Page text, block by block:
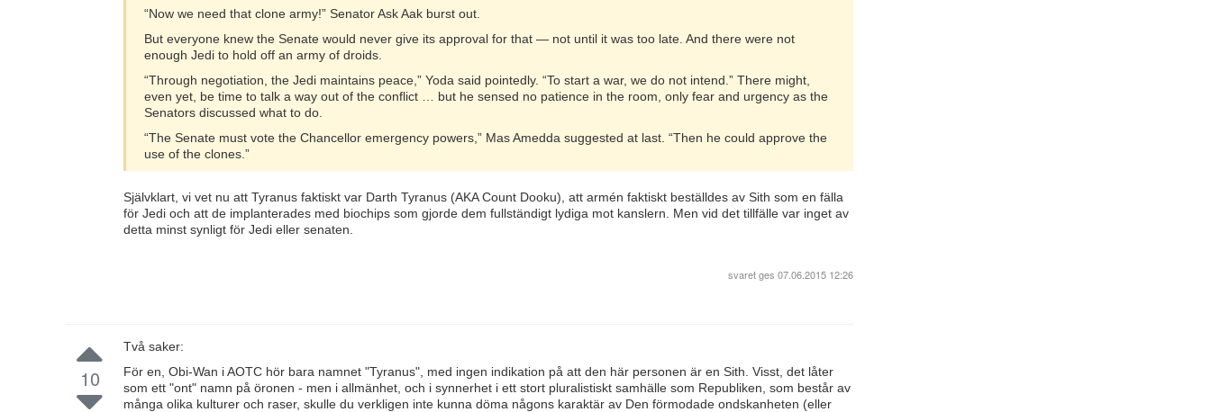
“Now we need that clone army!” Senator Ask Aak burst out.
But everyone knew the Senate would never give its approval for that — not until it was too late. And there were not
enough Jedi to hold off an army of droids.
“Through negotiation, the Jedi maintains peace,” Yoda said pointedly. “To start a war, we do not intend.” There might,
even yet, be time to talk a way out of the conflict … but he sensed no patience in the room, only fear and urgency as the
Senators discussed what to do.
“The Senate must vote the Chancellor emergency powers,” Mas Amedda suggested at last. “Then he could approve the
use of the clones.”
Självklart, vi vet nu att Tyranus faktiskt var Darth Tyranus (AKA Count Dooku), att armén faktiskt beställdes av Sith som en fälla
för Jedi och att de implanterades med biochips som gjorde dem fullständigt lydiga mot kanslern. Men vid det tillfälle var inget av
detta minst synligt för Jedi eller senaten.
svaret ges 07.06.2015 12:26
10
Två saker:
För en, Obi-Wan i AOTC hör bara namnet "Tyranus", med ingen indikation på att den här personen är en Sith. Visst, det låter
som ett "ont" namn på öronen - men i allmänhet, och i synnerhet i ett stort pluralistiskt samhälle som Republiken, som består av
många olika kulturer och raser, skulle du verkligen inte kunna döma någons karaktär av Den förmodade ondskanheten (eller